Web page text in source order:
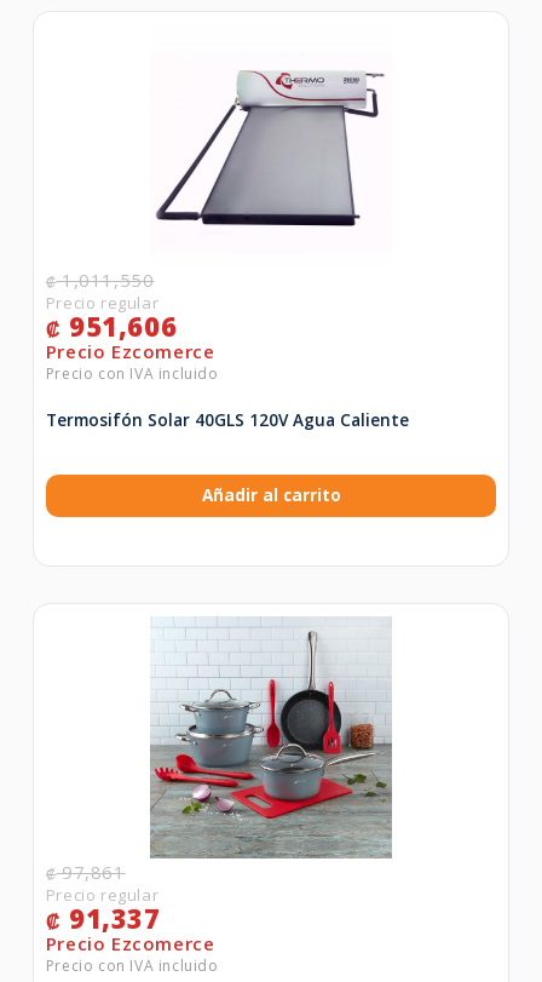
₡1,011,550
₡ 951,606
Termosifón Solar 40GLS 120V Agua Caliente
Añadir al carrito
₡97,861
₡ 91,337